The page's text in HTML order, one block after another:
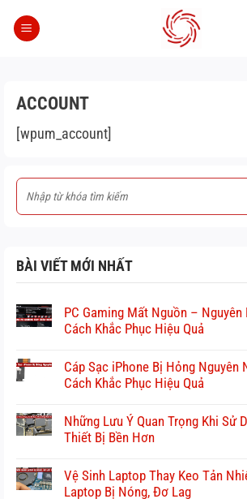
qua
ACCOUNT
[wpum_account]
BÀI VIẾT MỚI NHẤT
PC Gaming Mất Nguồn – Nguyên
Cách Khắc Phục Hiệu Quả
Cáp Sạc iPhone Bị Hỏng Nguyên
Cách Khắc Phục Hiệu Quả
Những Lưu Ý Quan Trọng Khi Sử
Thiết Bị Bền Hơn
Vệ Sinh Laptop Thay Keo Tản
Laptop Bị Nóng, Đơ Lag